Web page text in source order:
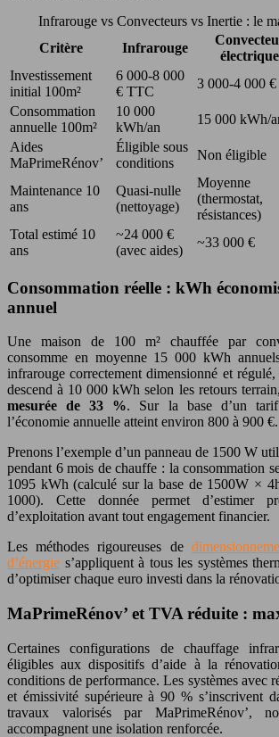
Infrarouge vs Convecteurs vs Inertie : le
Critère
Infrarouge
Investissement
initial 100m²
6 000-8 000
€ TTC
3 000-4 000
Consommation
annuelle 100m²
10 000
kWh/an
15 000 kWh/
Aides
MaPrimeRénov’
Éligible sous
conditions
Non éligible
Maintenance 10
ans
Quasi-nulle
(nettoyage)
Moyenne
(thermostat,
résistances)
Total estimé 10
ans
~24 000 €
(avec aides)
~33 000 €
Consommation réelle : kWh
annuel
Une maison de 100 m² chauffée par
consomme en moyenne 15 000 kWh
infrarouge correctement dimensionné et
descend à 10 000 kWh selon les retours
mesurée de 33 %. Sur la base d’un tarif
l’économie annuelle atteint environ 800 à 900 €.
Prenons l’exemple d’un panneau de 1500 W
pendant 6 mois de chauffe : la consommation
1095 kWh (calculé sur la base de 1500W ×
1000). Cette donnée permet d’estimer
d’exploitation avant tout engagement financier.
Les méthodes rigoureuses de
d’énergie s’appliquent à tous les systèmes
d’optimiser chaque euro investi dans la
MaPrimeRénov’ et TVA réduite :
Certaines configurations de chauffage
éligibles aux dispositifs d’aide à la
conditions de performance. Les systèmes avec
et émissivité supérieure à 90 % s’inscrivent
travaux valorisés par MaPrimeRénov’,
accompagnent une isolation renforcée.